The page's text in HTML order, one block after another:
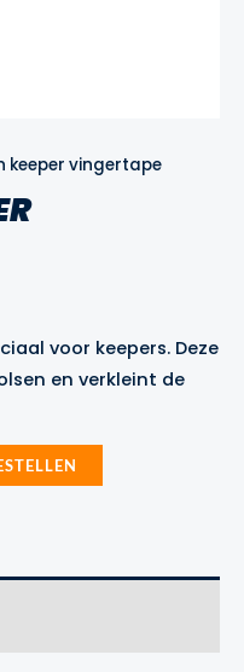
keeper vingertape
voor keepers. Deze
en verkleint de